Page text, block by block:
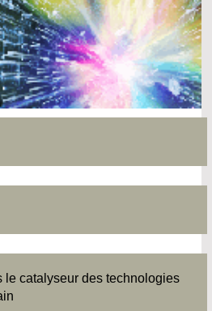
le catalyseur des technologies